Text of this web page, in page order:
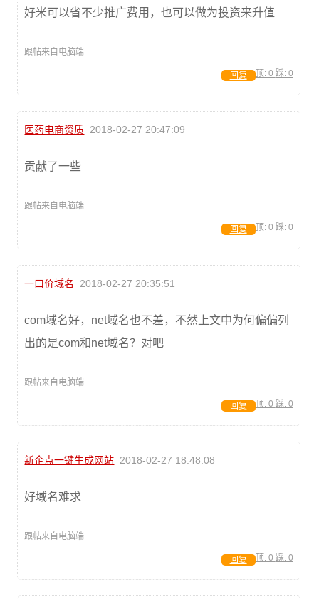
好米可以省不少推广费用，也可以做为投资来升值
跟帖来自电脑端
顶: 0 踩: 0
回复
医药电商资质 2018-02-27 20:47:09
贡献了一些
跟帖来自电脑端
顶: 0 踩: 0
回复
一口价域名 2018-02-27 20:35:51
com域名好，net域名也不差，不然上文中为何偏偏列
出的是com和net域名？对吧
跟帖来自电脑端
顶: 0 踩: 0
回复
新企点一键生成网站 2018-02-27 18:48:08
好域名难求
跟帖来自电脑端
顶: 0 踩: 0
回复